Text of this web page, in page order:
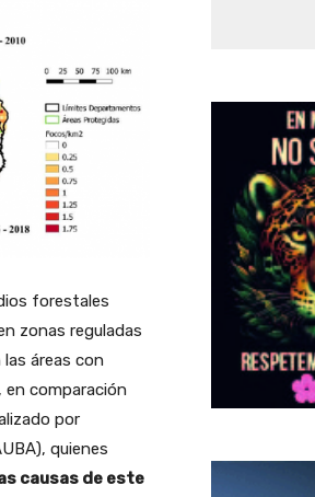
forestales
zonas reguladas
áreas con
en comparación
por
quienes
causas de este